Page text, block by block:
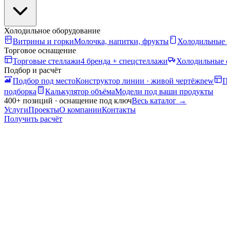
Холодильное оборудование
Витрины и горкиМолочка, напитки, фрукты
Торговое оснащение
Торговые стеллажи4 бренда + спецстеллажи Холодильные
Подбор и расчёт
Подбор под местоКонструктор линии · живой чертёжnew
подборка
Калькулятор объёмаМодели под ваши продукты
400+ позиций · оснащение под ключВесь каталог →
УслугиПроектыО компанииКонтакты
Получить расчёт